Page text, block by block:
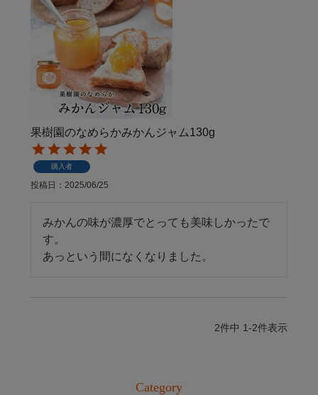
果樹園のなめらかみかんジャム130g
購入者
投稿日 2025/06/25
みかんの味が濃厚でとっても美味しかったで
す。
あっという間になくなりました。
2件中 1-2件表示
Category